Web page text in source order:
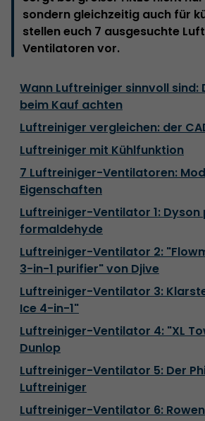
sondern gleichzeitig auch für
stellen euch 7 ausgesuchte
Ventilatoren vor.
Wann Luftreiniger sinnvoll sind:
beim Kauf achten
Luftreiniger vergleichen: der
Luftreiniger mit Kühlfunktion
7 Luftreiniger-Ventilatoren:
Eigenschaften
Luftreiniger-Ventilator 1:
formaldehyde
Luftreiniger-Ventilator 2:
3-in-1 purifier" von Djive
Luftreiniger-Ventilator 3:
Ice 4-in-1"
Luftreiniger-Ventilator 4: "XL
Dunlop
Luftreiniger-Ventilator 5: Der
Luftreiniger
Luftreiniger-Ventilator 6: